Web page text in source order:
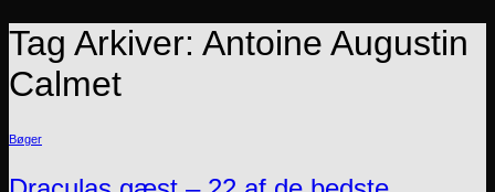
Tag Arkiver: Antoine Augustin
Calmet
Bøger